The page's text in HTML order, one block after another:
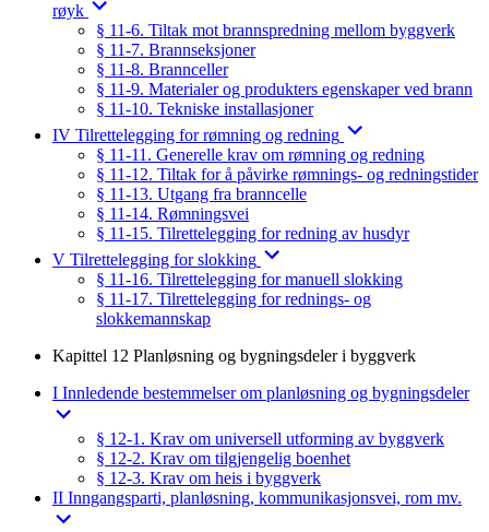
røyk
§ 11-6. Tiltak mot brannspredning mellom byggverk
§ 11-7. Brannseksjoner
§ 11-8. Brannceller
§ 11-9. Materialer og produkters egenskaper ved brann
§ 11-10. Tekniske installasjoner
IV Tilrettelegging for rømning og redning
§ 11-11. Generelle krav om rømning og redning
§ 11-12. Tiltak for å påvirke rømnings- og redningstider
§ 11-13. Utgang fra branncelle
§ 11-14. Rømningsvei
§ 11-15. Tilrettelegging for redning av husdyr
V Tilrettelegging for slokking
§ 11-16. Tilrettelegging for manuell slokking
§ 11-17. Tilrettelegging for rednings- og
slokkemannskap
Kapittel 12 Planløsning og bygningsdeler i byggverk
I Innledende bestemmelser om planløsning og bygningsdeler
§ 12-1. Krav om universell utforming av byggverk
§ 12-2. Krav om tilgjengelig boenhet
§ 12-3. Krav om heis i byggverk
II Inngangsparti, planløsning, kommunikasjonsvei, rom mv.